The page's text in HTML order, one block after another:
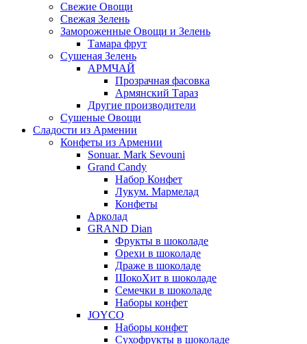
Свежие Овощи
Свежая Зелень
Замороженные Овощи и Зелень
Тамара фрут
Сушеная Зелень
АРМЧАЙ
Прозрачная фасовка
Армянский Тараз
Другие производители
Сушеные Овощи
Сладости из Армении
Конфеты из Армении
Sonuar. Mark Sevouni
Grand Candy
Набор Конфет
Лукум. Мармелад
Конфеты
Арколад
GRAND Dian
Фрукты в шоколаде
Орехи в шоколаде
Драже в шоколаде
ШокоХит в шоколаде
Семечки в шоколаде
Наборы конфет
JOYCO
Наборы конфет
Сухофрукты в шоколаде